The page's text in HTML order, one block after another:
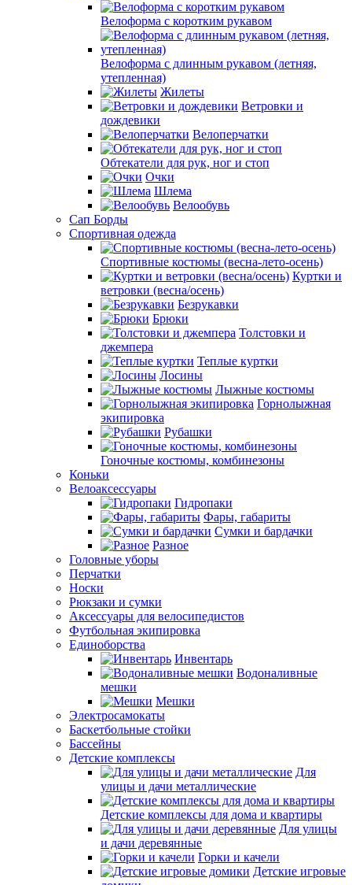
Велоформа с коротким рукавом
Велоформа с длинным рукавом (летняя,
утепленная)
Жилеты
Ветровки и
дождевики
Велоперчатки
Обтекатели для рук, ног и стоп
Очки
Шлема
Велообувь
Сап Борды
Спортивная одежда
Спортивные костюмы (весна-лето-осень)
Куртки и
ветровки (весна/осень)
Безрукавки
Брюки
Толстовки и
джемпера
Теплые куртки
Лосины
Лыжные костюмы
Горнолыжная
экипировка
Рубашки
Гоночные костюмы, комбинезоны
Коньки
Велоаксессуары
Гидропаки
Фары, габариты
Сумки и бардачки
Разное
Головные уборы
Перчатки
Носки
Рюкзаки и сумки
Аксессуары для велосипедистов
Футбольная экипировка
Единоборства
Инвентарь
Водоналивные
мешки
Мешки
Электросамокаты
Баскетбольные стойки
Бассейны
Детские комплексы
Для
улицы и дачи металлические
Детские комплексы для дома и квартиры
Для улицы
и дачи деревянные
Горки и качели
Детские игровые